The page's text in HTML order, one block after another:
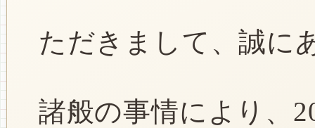
ただきまして、誠に
諸般の事情により、